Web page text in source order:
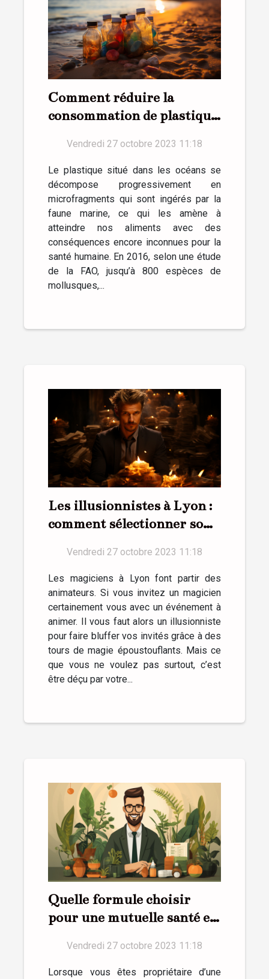
Comment réduire la
consommation de plastique
Vendredi 27 octobre 2023 11:18
Le plastique situé dans les océans se
décompose progressivement en
microfragments qui sont ingérés par la
faune marine, ce qui les amène à
atteindre nos aliments avec des
conséquences encore inconnues pour la
santé humaine. En 2016, selon une étude
de la FAO, jusqu’à 800 espèces de
mollusques,...
Les illusionnistes à Lyon :
comment sélectionner son
Vendredi 27 octobre 2023 11:18
Les magiciens à Lyon font partir des
animateurs. Si vous invitez un magicien
certainement vous avec un événement à
animer. Il vous faut alors un illusionniste
pour faire bluffer vos invités grâce à des
tours de magie époustouflants. Mais ce
que vous ne voulez pas surtout, c’est
être déçu par votre...
Quelle formule choisir
pour une mutuelle santé en
Vendredi 27 octobre 2023 11:18
Lorsque vous êtes propriétaire d’une